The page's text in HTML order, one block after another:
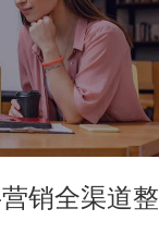
销全渠道整